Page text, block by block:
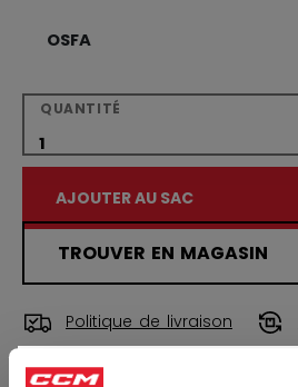
OSFA
QUANTITÉ
AJOUTER AU SAC
TROUVER EN MAGASIN
Politique de livraison